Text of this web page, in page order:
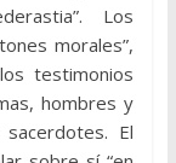
Los
morales”,
testimonios
hombres y
El